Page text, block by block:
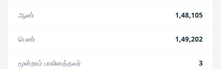
ஆண் 1,48,105
பெண் 1,49,202
மூன்றாம் பாலினத்தவர் 3